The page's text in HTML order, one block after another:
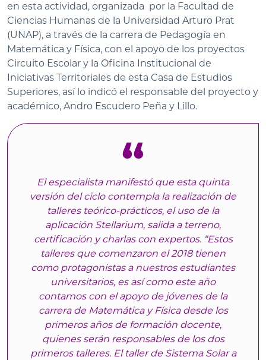
en esta actividad, organizada por la Facultad de
Ciencias Humanas de la Universidad Arturo Prat
(UNAP), a través de la carrera de Pedagogía en
Matemática y Física, con el apoyo de los proyectos
Circuito Escolar y la Oficina Institucional de
Iniciativas Territoriales de esta Casa de Estudios
Superiores, así lo indicó el responsable del proyecto y
académico, Andro Escudero Peña y Lillo.
El especialista manifestó que esta quinta
versión del ciclo contempla la realización de
talleres teórico-prácticos, el uso de la
aplicación Stellarium, salida a terreno,
certificación y charlas con expertos. “Estos
talleres que comenzaron el 2018 tienen
como protagonistas a nuestros estudiantes
universitarios, es así como este año
contamos con el apoyo de jóvenes de la
carrera de Matemática y Física desde los
primeros años de formación docente,
quienes serán responsables de los dos
primeros talleres. El taller de Sistema Solar a